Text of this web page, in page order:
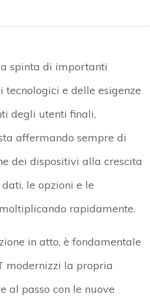
spinta di importanti
tecnologici e delle esigenze
degli utenti finali,
affermando sempre di
dei dispositivi alla crescita
le opzioni e le
rapidamente.
in atto, è fondamentale
modernizzi la propria
al passo con le nuove